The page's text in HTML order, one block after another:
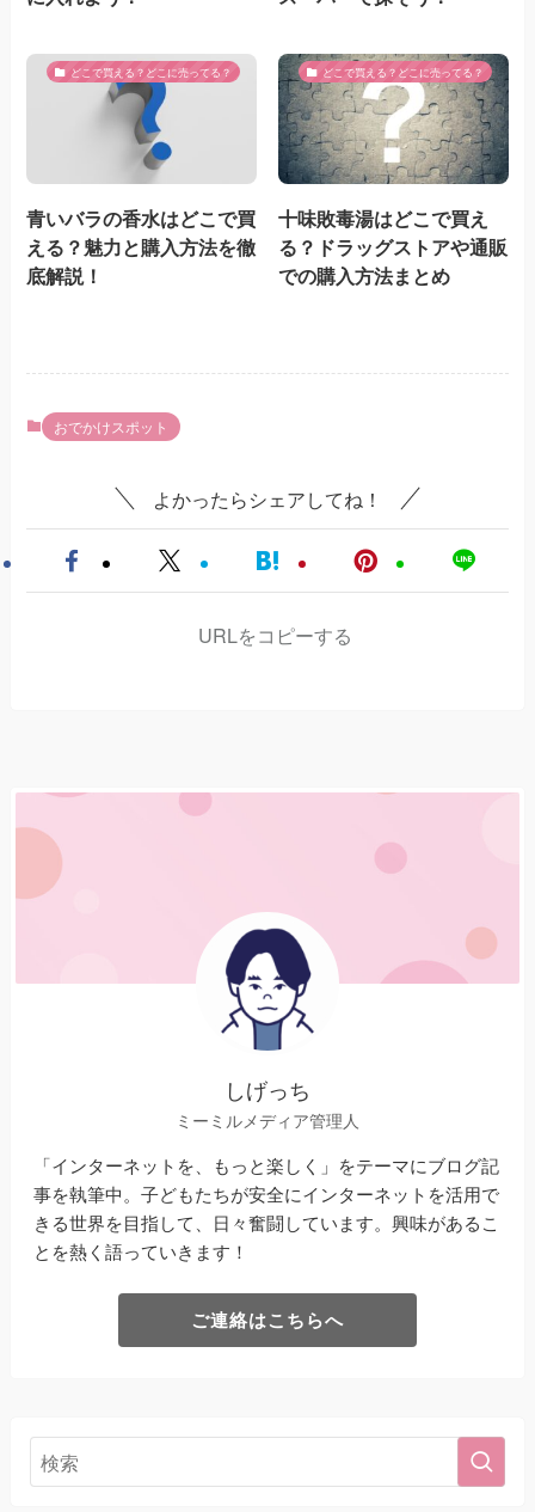
どこで買える？どこに売ってる？
青いバラの香水はどこで買
える？魅力と購入方法を徹
底解説！
どこで買える？どこに売ってる？
十味敗毒湯はどこで買え
る？ドラッグストアや通販
での購入方法まとめ
おでかけスポット
よかったらシェアしてね！
URLをコピーする
しげっち
ミーミルメディア管理人
「インターネットを、もっと楽しく」をテーマにブログ記
事を執筆中。子どもたちが安全にインターネットを活用で
きる世界を目指して、日々奮闘しています。興味があるこ
とを熱く語っていきます！
ご連絡はこちらへ